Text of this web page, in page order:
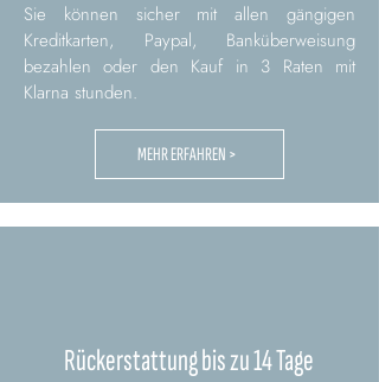
Sie können sicher mit allen gängigen
Kreditkarten, Paypal, Banküberweisung
bezahlen oder den Kauf in 3 Raten mit
Klarna stunden.
MEHR ERFAHREN >
Rückerstattung bis zu 14 Tage